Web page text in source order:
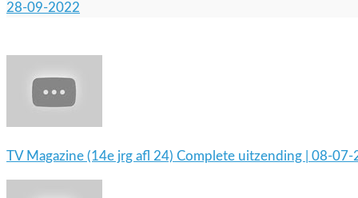
28-09-2022
TV Magazine (14e jrg afl 24) Complete uitzending | 08-07-